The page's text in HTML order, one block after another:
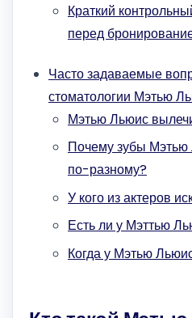
Краткий
перед
Часто задаваемые
стоматологии Мэтью
Мэтью Льюис
Почему зубы Мэтью
по-разному?
У кого из актеров
Есть ли у Мэттью
Когда у Мэтью